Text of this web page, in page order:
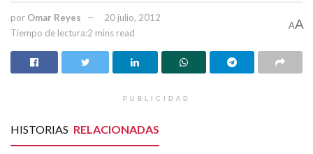
por Omar Reyes
20 julio, 2012
Tiempo de lectura:2 mins read
AA
PUBLICIDAD
HISTORIAS RELACIONADAS